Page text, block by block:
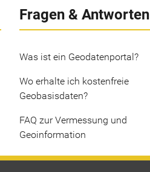
Fragen & Antworten
Was ist ein Geodatenportal?
Wo erhalte ich kostenfreie
Geobasisdaten?
FAQ zur Vermessung und
Geoinformation